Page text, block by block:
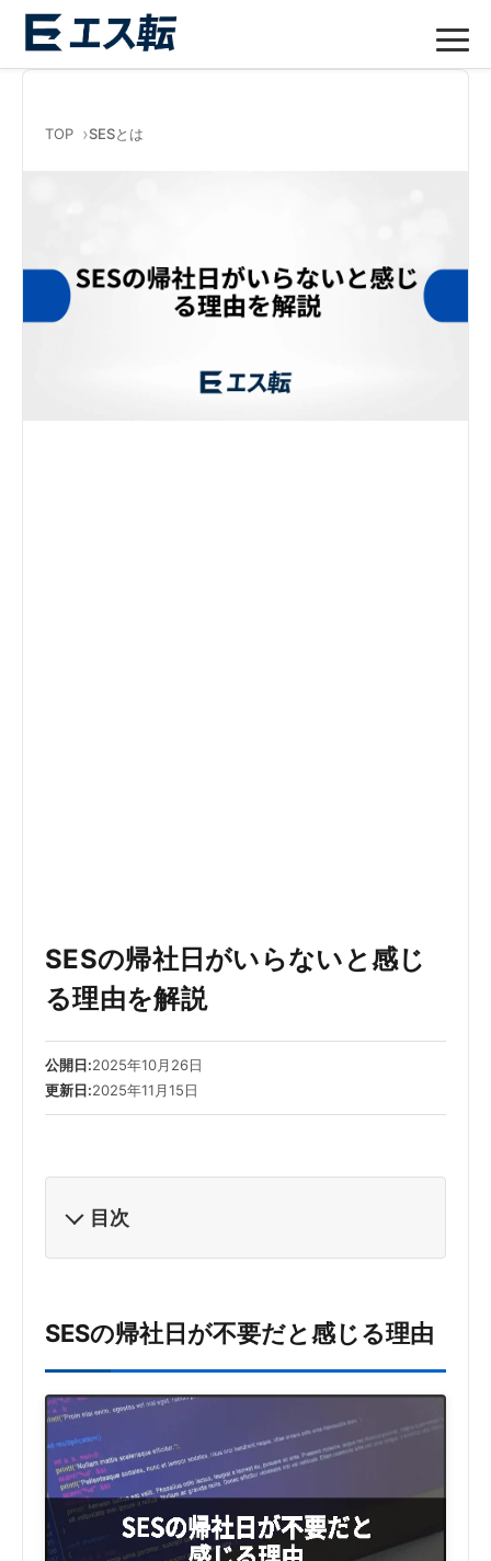
TOP SESとは
SESの帰社日がいらないと感じ
る理由を解説
公開日:2025年10月26日
更新日:2025年11月15日
目次
SESの帰社日が不要だと感じる理由